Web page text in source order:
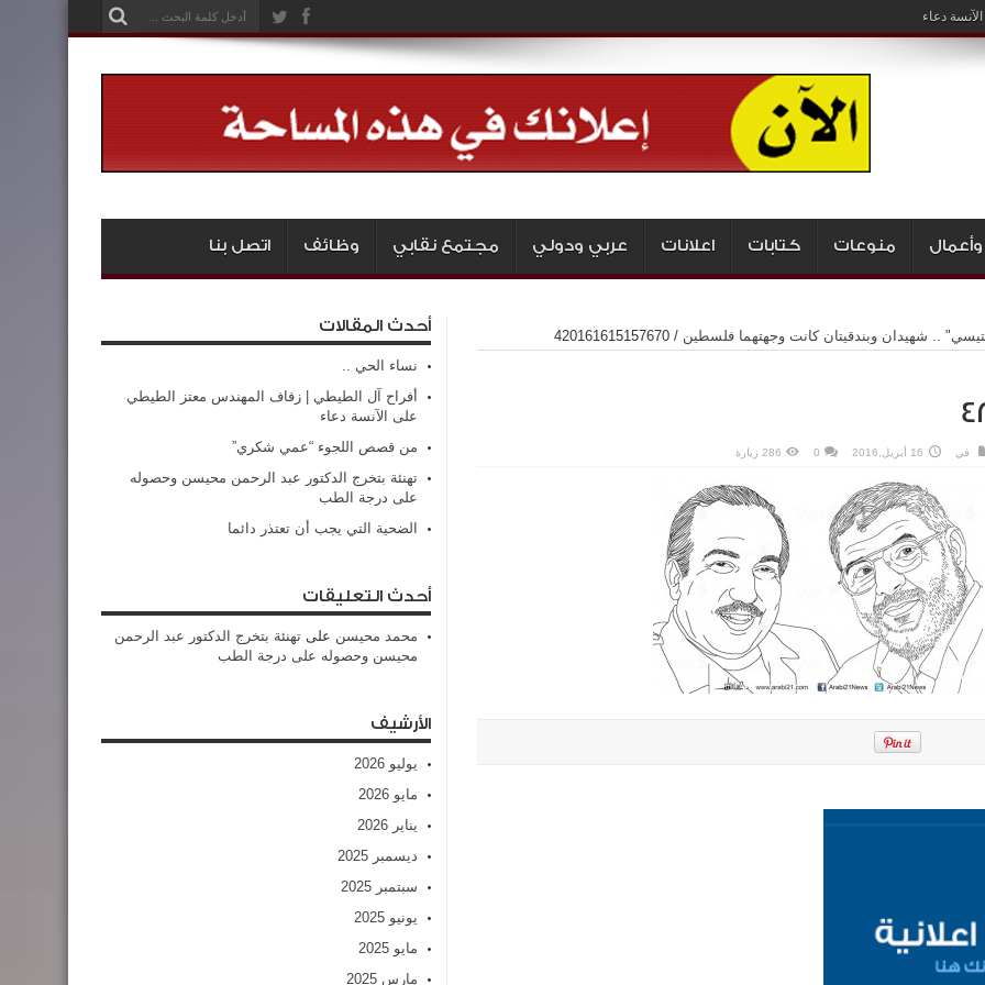
دعاء
منوعات كتابات اعلانات عربي ودولي مجتمع نقابي وظائف اتصل بنا
.. شهيدان وبندقيتان كانت وجهتهما فلسطين /
420161615157670
في 16 أبريل,2016 0 286 زيارة
أحدث المقالات
نساء الحي ..
أفراح آل الطيطي | زفاف المهندس معتز الطيطي
على الآنسة دعاء
من قصص اللجوء “عمي شكري”
تهنئة بتخرج الدكتور عبد الرحمن محيسن وحصوله
على درجة الطب
الضحية التي يجب أن تعتذر دائما
أحدث التعليقات
محمد محيسن على تهنئة بتخرج الدكتور عبد الرحمن
محيسن وحصوله على درجة الطب
الأرشيف
يوليو 2026
مايو 2026
يناير 2026
ديسمبر 2025
سبتمبر 2025
يونيو 2025
مايو 2025
مارس 2025